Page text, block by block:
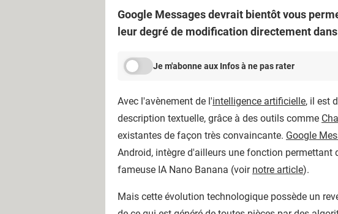
Google Messages devrait bientôt vous
leur degré de modification directement
Je m'abonne aux Infos à ne pas rater
Avec l'avènement de l'intelligence artificielle, il est
description textuelle, grâce à des outils comme
existantes de façon très convaincante. Google
Android, intègre d'ailleurs une fonction permettant
fameuse IA Nano Banana (voir notre article).
Mais cette évolution technologique possède un